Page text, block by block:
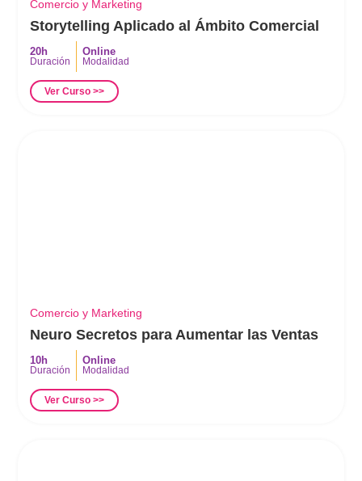
Comercio y Marketing
Storytelling Aplicado al Ámbito Comercial
20h
Duración
Online
Modalidad
Ver Curso >>
Comercio y Marketing
Neuro Secretos para Aumentar las Ventas
10h
Duración
Online
Modalidad
Ver Curso >>